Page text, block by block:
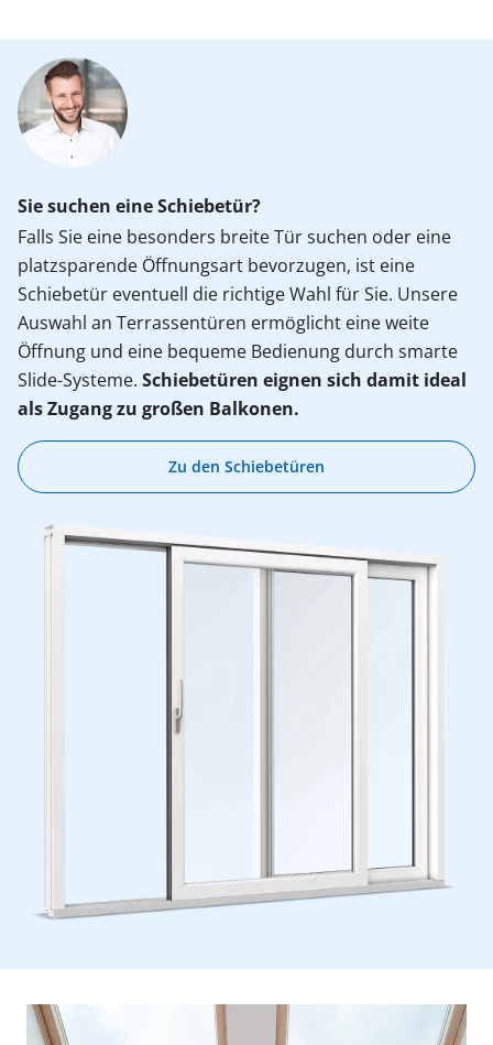
Sie suchen eine Schiebetür?
Falls Sie eine besonders breite Tür suchen oder eine
platzsparende Öffnungsart bevorzugen, ist eine
Schiebetür eventuell die richtige Wahl für Sie. Unsere
Auswahl an Terrassentüren ermöglicht eine weite
Öffnung und eine bequeme Bedienung durch smarte
Slide-Systeme. Schiebetüren eignen sich damit ideal
als Zugang zu großen Balkonen.
Zu den Schiebetüren